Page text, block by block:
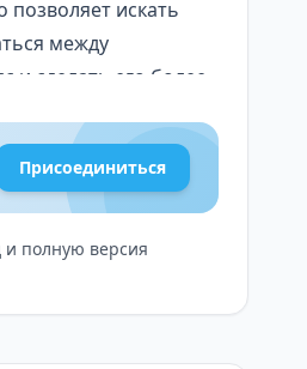
позволяет искать
между
сделать его более
Присоединиться
и полную версия